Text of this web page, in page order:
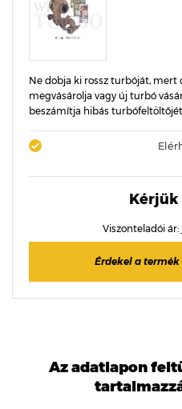
Ne dobja ki rossz turbóját, mert
megvásárolja vagy új turbó
beszámítja hibás
Kérjük
Viszonteladói ár:
Érdekel a
Az adatlapon